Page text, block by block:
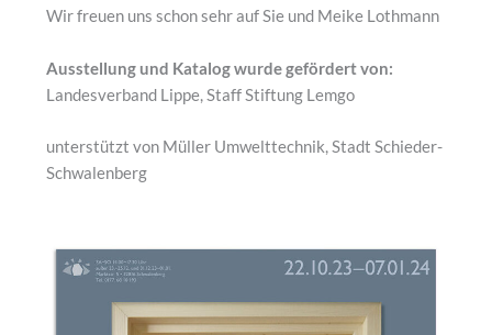
Wir freuen uns schon sehr auf Sie und Meike Lothmann
Ausstellung und Katalogwurdegefördert von:
Landesverband Lippe, Staff Stiftung Lemgo
unterstützt von Müller Umwelttechnik, Stadt Schieder-
Schwalenberg